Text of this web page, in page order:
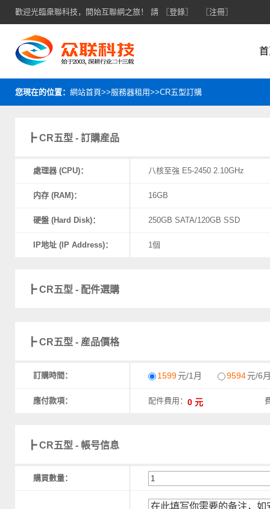
歡迎光臨衆聯科技，開始互聯網之旅！ 請 〖登錄〗 〖注冊〗
您現在的位置： 網站首頁>>服務器租用>>CR五型訂購
┣ CR五型 - 訂購産品
處理器 (CPU)： 八核至強 E5-2450 2.10GHz
内存 (RAM)： 16GB
硬盤 (Hard Disk)： 250GB SATA/120GB SSD
IP地址 (IP Address)： 1個
┣ CR五型 - 配件選購
┣ CR五型 - 産品價格
訂購時間： 1599元/1月 9594元/6
應付款項： 配件費用：
┣ CR五型 - 帳号信息
購買數量：